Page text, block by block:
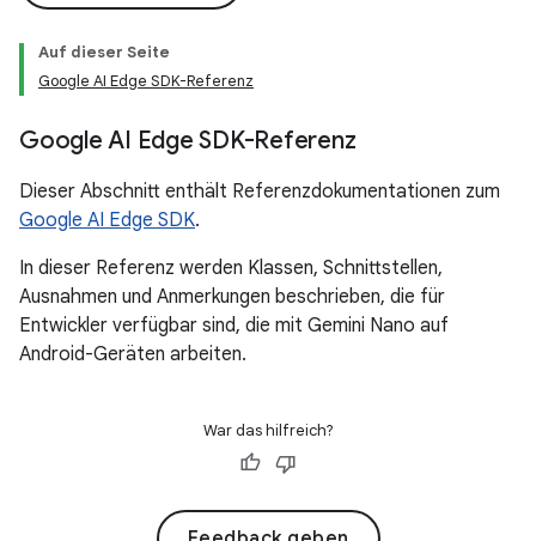
Auf dieser Seite
Google AI Edge SDK-Referenz
Google AI Edge SDK-Referenz
Dieser Abschnitt enthält Referenzdokumentationen zum
Google AI Edge SDK.
In dieser Referenz werden Klassen, Schnittstellen,
Ausnahmen und Anmerkungen beschrieben, die für
Entwickler verfügbar sind, die mit Gemini Nano auf
Android-Geräten arbeiten.
War das hilfreich?